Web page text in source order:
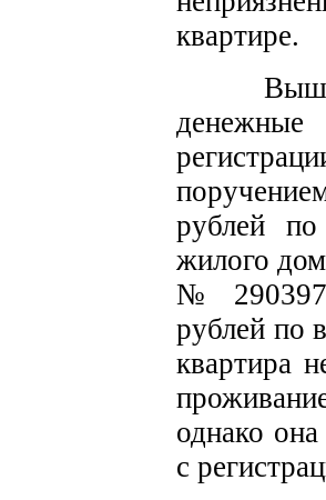
квартире.
рублей по
жилого
№ 290397
рублей по
квартира
однако
с